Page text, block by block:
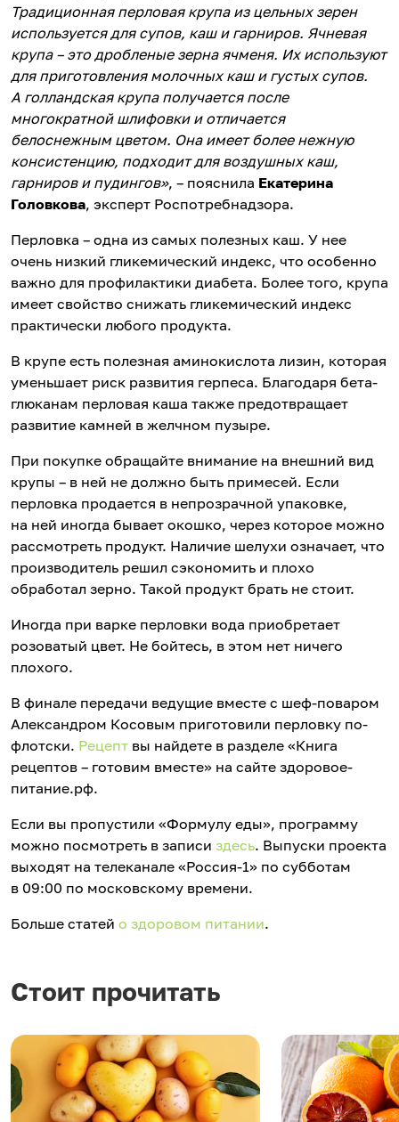
Традиционная перловая крупа из цельных зерен
используется для супов, каш и гарниров. Ячневая
крупа – это дробленые зерна ячменя. Их используют
для приготовления молочных каш и густых супов.
А голландская крупа получается после
многократной шлифовки и отличается
белоснежным цветом. Она имеет более нежную
консистенцию, подходит для воздушных каш,
гарниров и пудингов», – пояснила Екатерина
Головкова, эксперт Роспотребнадзора.
Перловка – одна из самых полезных каш. У нее
очень низкий гликемический индекс, что особенно
важно для профилактики диабета. Более того, крупа
имеет свойство снижать гликемический индекс
практически любого продукта.
В крупе есть полезная аминокислота лизин, которая
уменьшает риск развития герпеса. Благодаря бета-
глюканам перловая каша также предотвращает
развитие камней в желчном пузыре.
При покупке обращайте внимание на внешний вид
крупы – в ней не должно быть примесей. Если
перловка продается в непрозрачной упаковке,
на ней иногда бывает окошко, через которое можно
рассмотреть продукт. Наличие шелухи означает, что
производитель решил сэкономить и плохо
обработал зерно. Такой продукт брать не стоит.
Иногда при варке перловки вода приобретает
розоватый цвет. Не бойтесь, в этом нет ничего
плохого.
В финале передачи ведущие вместе с шеф-поваром
Александром Косовым приготовили перловку по-
флотски. Рецепт вы найдете в разделе «Книга
рецептов – готовим вместе» на сайте здоровое-
питание.рф.
Если вы пропустили «Формулу еды», программу
можно посмотреть в записи здесь. Выпуски проекта
выходят на телеканале «Россия-1» по субботам
в 09:00 по московскому времени.
Больше статей о здоровом питании.
Стоит прочитать